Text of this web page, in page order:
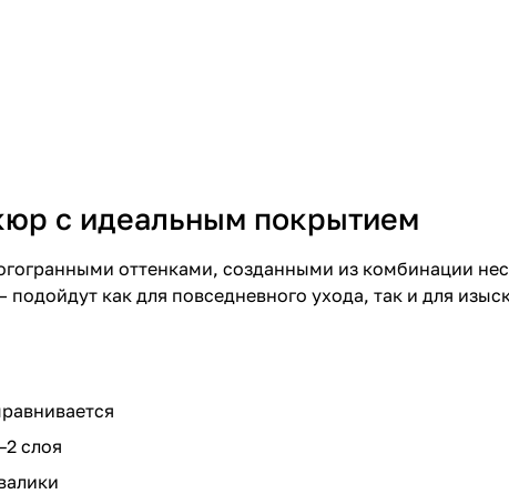
с идеальным покрытием
оттенками, созданными из комбинации
как для повседневного ухода, так и для
слоя